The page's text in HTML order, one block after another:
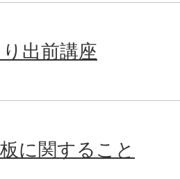
出前講座
に関すること